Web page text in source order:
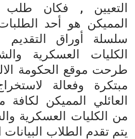
التعيين , فكان طلب
المميكن هو أحد
سلسلة أوراق
الكليات العسكرية
طرحت موقع الحكومة
مبتكرة وفعالة
العائلي المميكن
من الكليات العسكرية
يتم تقدم الطلاب